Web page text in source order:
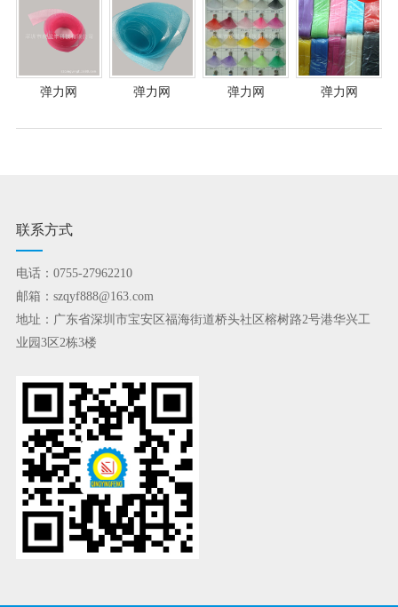
弹力网 弹力网 弹力网 弹力网
联系方式
电话：0755-27962210
邮箱：szqyf888@163.com
地址：广东省深圳市宝安区福海街道桥头社区榕树路2号港华兴工
业园3区2栋3楼